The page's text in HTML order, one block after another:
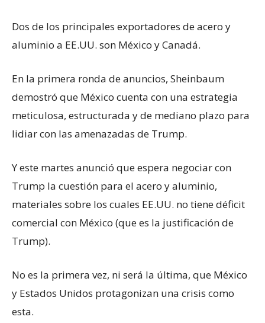
Dos de los principales exportadores de acero y
aluminio a EE.UU. son México y Canadá.
En la primera ronda de anuncios, Sheinbaum
demostró que México cuenta con una estrategia
meticulosa, estructurada y de mediano plazo para
lidiar con las amenazadas de Trump.
Y este martes anunció que espera negociar con
Trump la cuestión para el acero y aluminio,
materiales sobre los cuales EE.UU. no tiene déficit
comercial con México (que es la justificación de
Trump).
No es la primera vez, ni será la última, que México
y Estados Unidos protagonizan una crisis como
esta.